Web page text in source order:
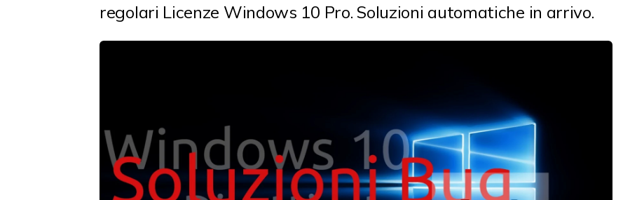
regolari Licenze Windows 10 Pro. Soluzioni automatiche in arrivo.